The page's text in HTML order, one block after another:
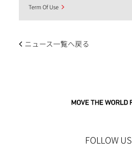
Term Of Use
ニュース一覧へ戻る
FOLLOW US